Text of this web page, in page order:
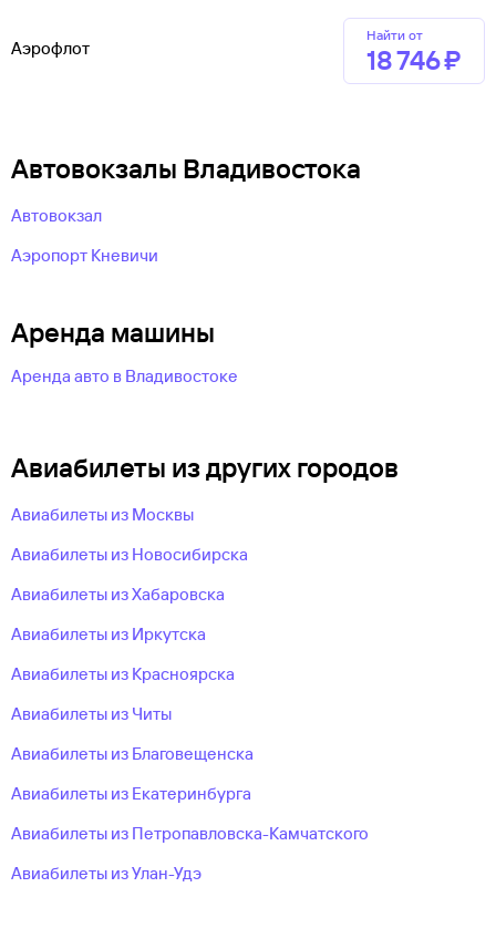
Аэрофлот
Найти от
18 ⁠746 ⁠₽
Автовокзалы Владивостока
Автовокзал
Аэропорт Кневичи
Аренда машины
Аренда авто в Владивостоке
Авиабилеты из других городов
Авиабилеты из Москвы
Авиабилеты из Новосибирска
Авиабилеты из Хабаровска
Авиабилеты из Иркутска
Авиабилеты из Красноярска
Авиабилеты из Читы
Авиабилеты из Благовещенска
Авиабилеты из Екатеринбурга
Авиабилеты из Петропавловска-Камчатского
Авиабилеты из Улан-Удэ